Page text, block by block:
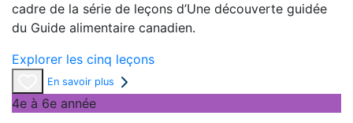
cadre de la série de leçons d’Une découverte guidée
du Guide alimentaire canadien.
Explorer les cinq leçons
En savoir plus
4e à 6e année